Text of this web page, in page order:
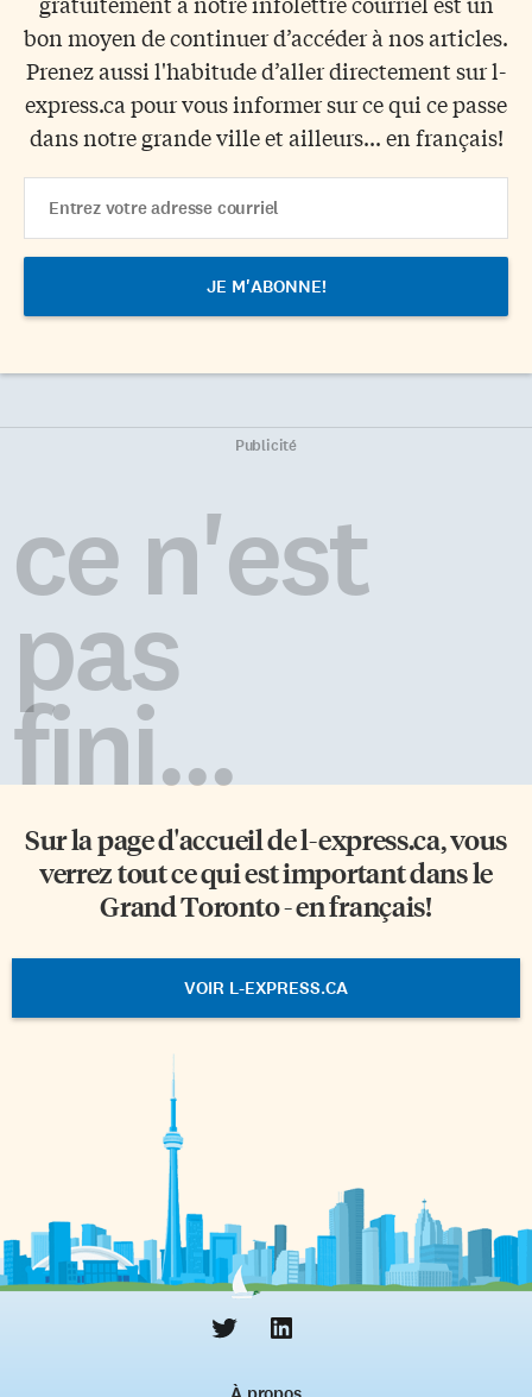
bon moyen de continuer d’accéder à nos articles.
Prenez aussi l'habitude d’aller directement sur l-
express.ca pour vous informer sur ce qui ce passe
dans notre grande ville et ailleurs... en français!
Address
Publicité
ce n'est
pas
fini...
Sur la page d'accueil del-express.ca, vous
verrez tout ce qui est important dans le
Grand Toronto - en français!
VOIR L-EXPRESS.CA